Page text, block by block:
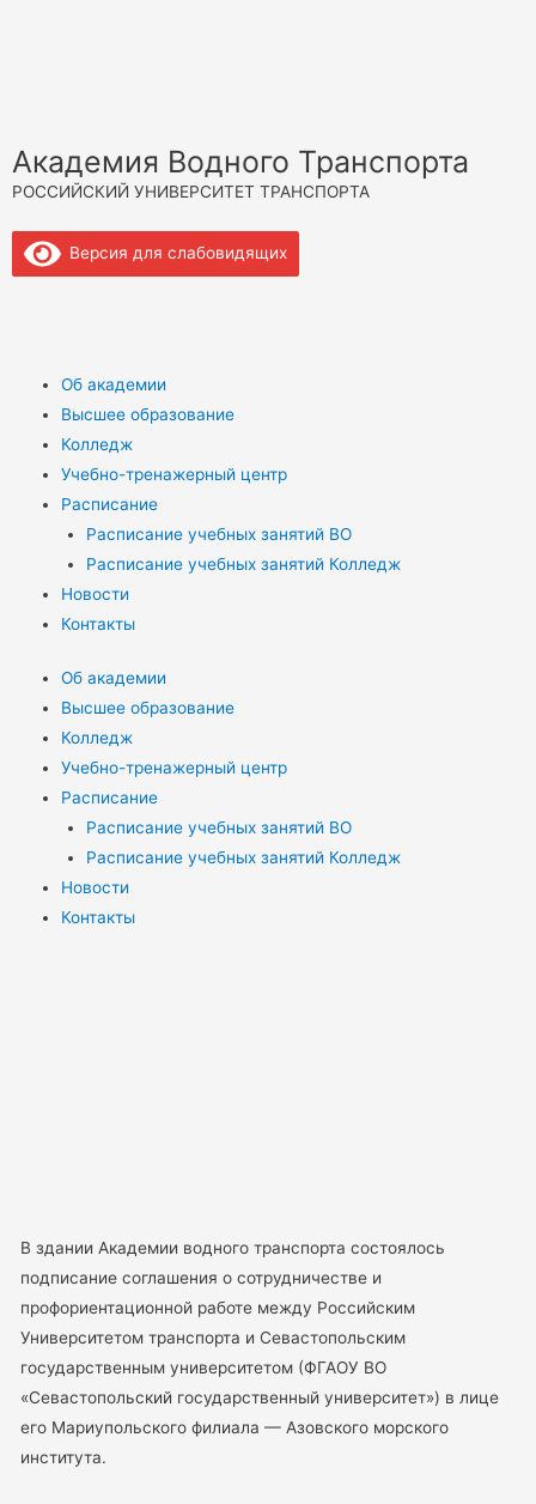
Академия Водного Транспорта
РОССИЙСКИЙ УНИВЕРСИТЕТ ТРАНСПОРТА
Версия для слабовидящих
Об академии
Высшее образование
Колледж
Учебно-тренажерный центр
Расписание
Расписание учебных занятий ВО
Расписание учебных занятий Колледж
Новости
Контакты
Об академии
Высшее образование
Колледж
Учебно-тренажерный центр
Расписание
Расписание учебных занятий ВО
Расписание учебных занятий Колледж
Новости
Контакты
В здании Академии водного транспорта состоялось
подписание соглашения о сотрудничестве и
профориентационной работе между Российским
Университетом транспорта и Севастопольским
государственным университетом (ФГАОУ ВО
«Севастопольский государственный университет») в лице
его Мариупольского филиала — Азовского морского
института.